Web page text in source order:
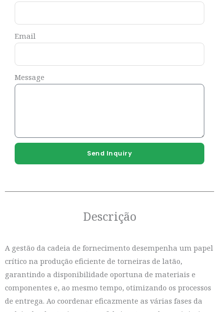
Email
Message
Send Inquiry
Descrição
A gestão da cadeia de fornecimento desempenha um papel
crítico na produção eficiente de torneiras de latão,
garantindo a disponibilidade oportuna de materiais e
componentes e, ao mesmo tempo, otimizando os processos
de entrega. Ao coordenar eficazmente as várias fases da